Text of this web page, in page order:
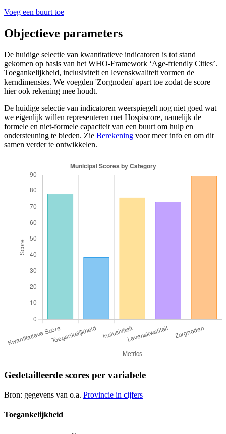
Voeg een buurt toe
Objectieve parameters
De huidige selectie van kwantitatieve indicatoren is tot stand
gekomen op basis van het WHO-Framework ‘Age-friendly Cities’.
Toegankelijkheid, inclusiviteit en levenskwaliteit vormen de
kerndimensies. We voegden 'Zorgnoden' apart toe zodat de score
hier ook rekening mee houdt.
De huidige selectie van indicatoren weerspiegelt nog niet goed wat
we eigenlijk willen representeren met Hospiscore, namelijk de
formele en niet-formele capaciteit van een buurt om hulp en
ondersteuning te bieden. Zie Berekening voor meer info en om dit
samen verder te ontwikkelen.
Gedetailleerde scores per variabele
Bron: gegevens van o.a. Provincie in cijfers
Toegankelijkheid